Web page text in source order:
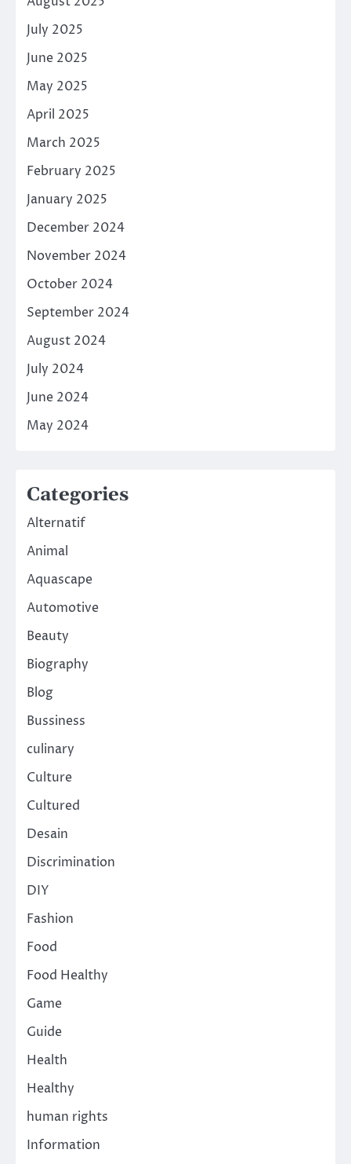
July 2025
June 2025
May 2025
April 2025
March 2025
February 2025
January 2025
December 2024
November 2024
October 2024
September 2024
August 2024
July 2024
June 2024
May 2024
Categories
Alternatif
Animal
Aquascape
Automotive
Beauty
Biography
Blog
Bussiness
culinary
Culture
Cultured
Desain
Discrimination
DIY
Fashion
Food
Food Healthy
Game
Guide
Health
Healthy
human rights
Information